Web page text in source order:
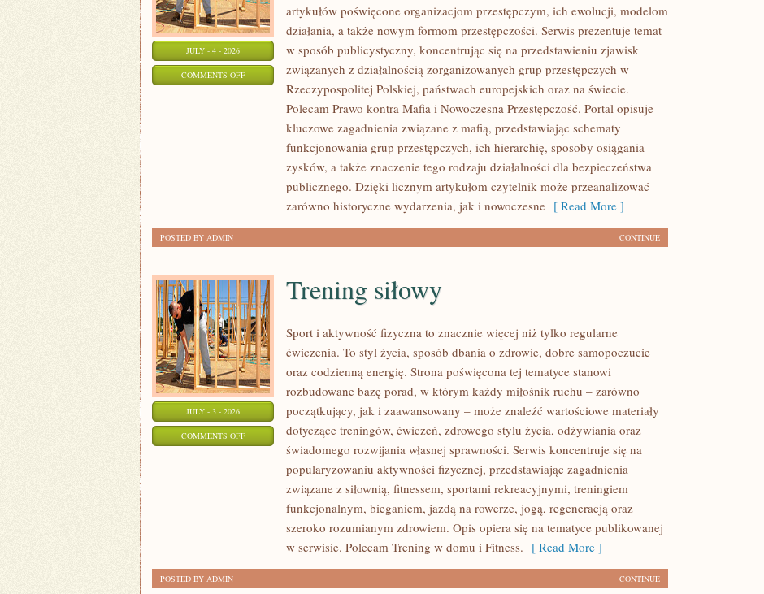
JULY - 4 - 2026
COMMENTS OFFON
TAJEMNICE
NIEWYJAŚNIONE
artykułów poświęcone organizacjom przestępczym, ich ewolucji, modelom
działania, a także nowym formom przestępczości. Serwis prezentuje temat
w sposób publicystyczny, koncentrując się na przedstawieniu zjawisk
związanych z działalnością zorganizowanych grup przestępczych w
Rzeczypospolitej Polskiej, państwach europejskich oraz na świecie.
Polecam Prawo kontra Mafia i Nowoczesna Przestępczość. Portal opisuje
kluczowe zagadnienia związane z mafią, przedstawiając schematy
funkcjonowania grup przestępczych, ich hierarchię, sposoby osiągania
zysków, a także znaczenie tego rodzaju działalności dla bezpieczeństwa
publicznego. Dzięki licznym artykułom czytelnik może przeanalizować
zarówno historyczne wydarzenia, jak i nowoczesne [ Read More ]
CONTINUE
POSTED BY ADMIN
JULY - 3 - 2026
COMMENTS OFFON
Trening siłowy
Sport i aktywność fizyczna to znacznie więcej niż tylko regularne
ćwiczenia. To styl życia, sposób dbania o zdrowie, dobre samopoczucie
oraz codzienną energię. Strona poświęcona tej tematyce stanowi
rozbudowane bazę porad, w którym każdy miłośnik ruchu – zarówno
początkujący, jak i zaawansowany – może znaleźć wartościowe materiały
dotyczące treningów, ćwiczeń, zdrowego stylu życia, odżywiania oraz
świadomego rozwijania własnej sprawności. Serwis koncentruje się na
popularyzowaniu aktywności fizycznej, przedstawiając zagadnienia
związane z siłownią, fitnessem, sportami rekreacyjnymi, treningiem
funkcjonalnym, bieganiem, jazdą na rowerze, jogą, regeneracją oraz
szeroko rozumianym zdrowiem. Opis opiera się na tematyce publikowanej
w serwisie. Polecam Trening w domu i Fitness. [ Read More ]
CONTINUE
POSTED BY ADMIN